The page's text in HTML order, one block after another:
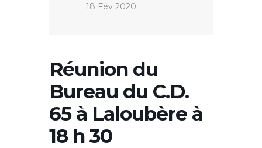
18 Fév 2020
Réunion du
Bureau du C.D.
65 à Laloubère à
18 h 30